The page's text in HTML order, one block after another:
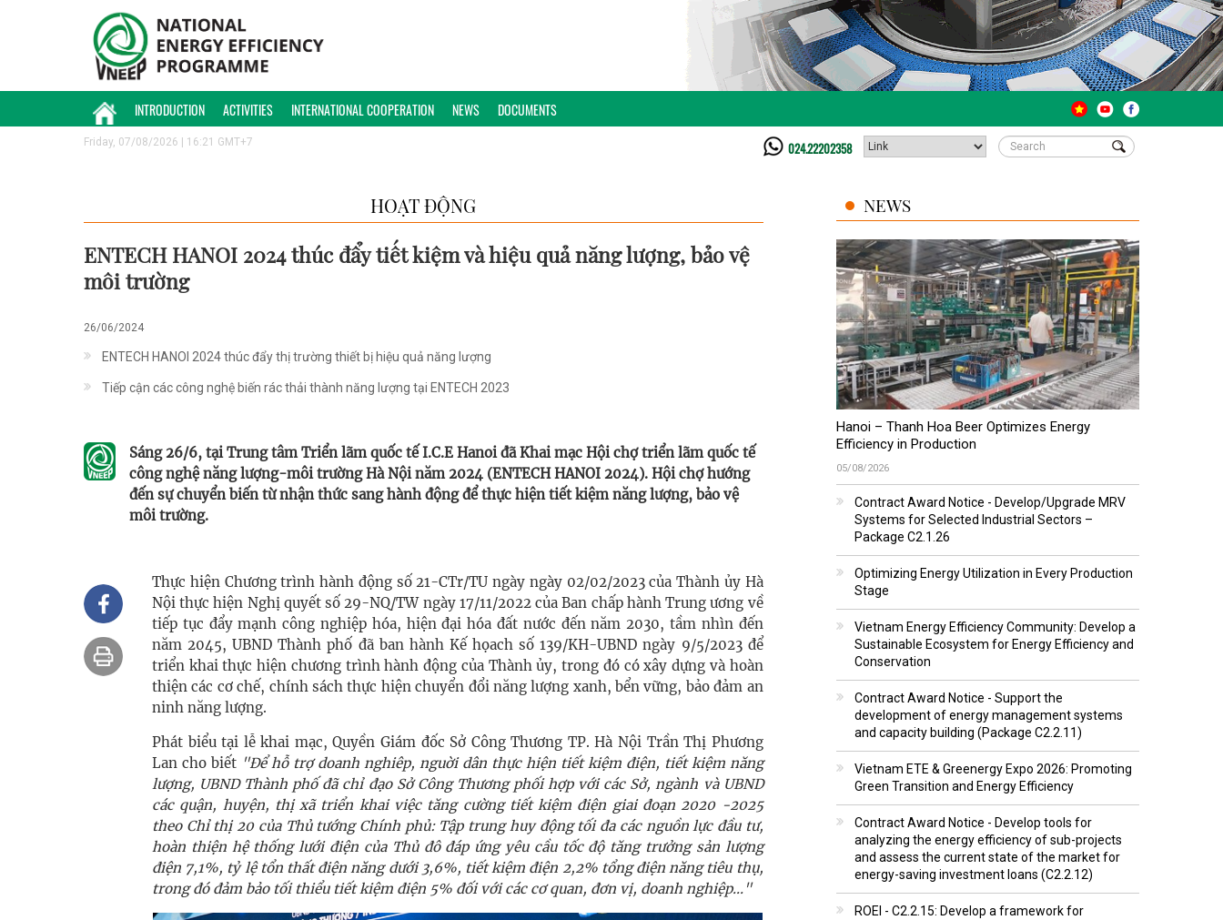
INTRODUCTION ACTIVITIES INTERNATIONAL COOPERATION NEWS DOCUMENTS
Friday, 07/08/2026 | 16:21 GMT+7 024.22202358
HOẠT ĐỘNG
ENTECH HANOI 2024 thúc đẩy tiết kiệm và hiệu quả năng lượng, bảo vệ
môi trường
26/06/2024
ENTECH HANOI 2024 thúc đẩy thị trường thiết bị hiệu quả năng lượng
Tiếp cận các công nghệ biến rác thải thành năng lượng tại ENTECH 2023
Sáng 26/6, tại Trung tâm Triển lãm quốc tế I.C.E Hanoi đã Khai mạc Hội chợ triển lãm quốc tế
công nghệ năng lượng-môi trường Hà Nội năm 2024 (ENTECH HANOI 2024). Hội chợ hướng
đến sự chuyển biến từ nhận thức sang hành động để thực hiện tiết kiệm năng lượng, bảo vệ
môi trường.
Thực hiện Chương trình hành động số 21-CTr/TU ngày ngày 02/02/2023 của Thành ủy Hà
Nội thực hiện Nghị quyết số 29-NQ/TW ngày 17/11/2022 của Ban chấp hành Trung ương về
tiếp tục đẩy mạnh công nghiệp hóa, hiện đại hóa đất nước đến năm 2030, tầm nhìn đến
năm 2045, UBND Thành phố đã ban hành Kế họach số 139/KH-UBND ngày 9/5/2023 để
triển khai thực hiện chương trình hành động của Thành ủy, trong đó có xây dựng và hoàn
thiện các cơ chế, chính sách thực hiện chuyển đổi năng lượng xanh, bển vững, bảo đảm an
ninh năng lượng.
Phát biểu tại lễ khai mạc, Quyền Giám đốc Sở Công Thương TP. Hà Nội Trần Thị Phương
Lan cho biết"Để hỗ trợ doanh nghiêp, nguời dân thực hiện tiết kiệm điện, tiết kiệm năng
lượng, UBND Thành phố đã chỉ đạo Sở Công Thương phối hợp với các Sở, ngành và UBND
các quận, huyện, thị xã triển khai việc tăng cường tiết kiệm điện giai đoạn 2020 -2025
theo Chỉ thị 20 của Thủ tướng Chính phủ: Tập trung huy động tối đa các nguồn lực đầu tư,
hoàn thiện hệ thống lưới điện của Thủ đô đáp ứng yêu cầu tốc độ tăng trưởng sản lượng
điện 7,1%, tỷ lệ tổn thất điện năng dưới 3,6%, tiết kiệm điện 2,2% tổng điện năng tiêu thụ,
trong đó đảm bảo tối thiểu tiết kiệm điện 5% đối với các cơ quan, đơn vị, doanh nghiệp..."
NEWS
Hanoi – Thanh Hoa Beer Optimizes Energy
Efficiency in Production
05/08/2026
Contract Award Notice - Develop/Upgrade MRV
Systems for Selected Industrial Sectors –
Package C2.1.26
Optimizing Energy Utilization in Every Production
Stage
Vietnam Energy Efficiency Community: Develop a
Sustainable Ecosystem for Energy Efficiency and
Conservation
Contract Award Notice - Support the
development of energy management systems
and capacity building (Package C2.2.11)
Vietnam ETE & Greenergy Expo 2026: Promoting
Green Transition and Energy Efficiency
Contract Award Notice - Develop tools for
analyzing the energy efficiency of sub-projects
and assess the current state of the market for
energy-saving investment loans (C2.2.12)
ROEI - C2.2.15: Develop a framework for